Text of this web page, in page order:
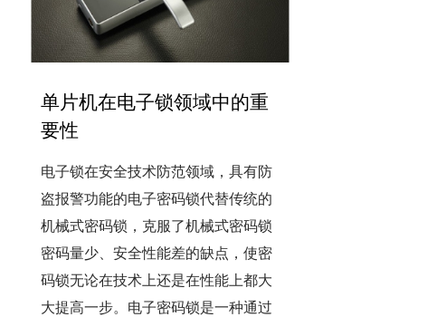
单片机在电子锁领域中的重
要性
电子锁在安全技术防范领域，具有防
盗报警功能的电子密码锁代替传统的
机械式密码锁，克服了机械式密码锁
密码量少、安全性能差的缺点，使密
码锁无论在技术上还是在性能上都大
大提高一步。电子密码锁是一种通过